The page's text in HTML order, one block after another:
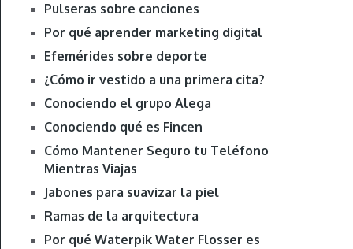
Pulseras sobre canciones
Por qué aprender marketing digital
Efemérides sobre deporte
¿Cómo ir vestido a una primera cita?
Conociendo el grupo Alega
Conociendo qué es Fincen
Cómo Mantener Seguro tu Teléfono
Mientras Viajas
Jabones para suavizar la piel
Ramas de la arquitectura
Por qué Waterpik Water Flosser es